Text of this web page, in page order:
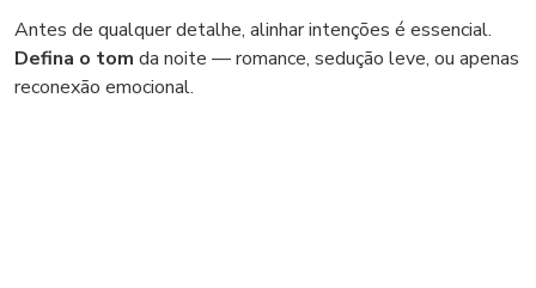
Antes de qualquer detalhe, alinhar intenções é essencial.
Defina o tom da noite — romance, sedução leve, ou apenas
reconexão emocional.